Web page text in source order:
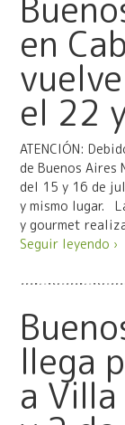
en
el 22
ATENCIÓN:
de Buenos Aires
del 15 y 16 de
y mismo lugar.
y gourmet
Seguir leyendo ›
llega
a